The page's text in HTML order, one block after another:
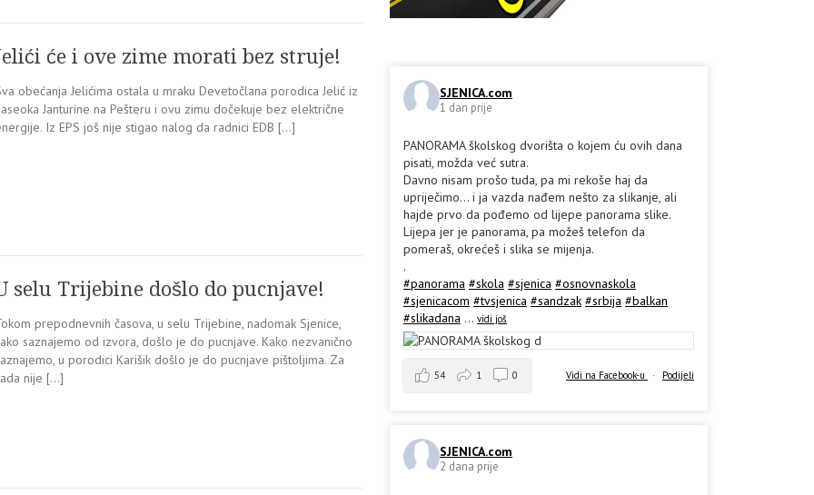
će i ove zime morati bez struje!
obećanja Jelićima ostala u mraku Devetočlana porodica Jelić iz
Janturine na Pešteru i ovu zimu dočekuje bez električne
Iz EPS još nije stigao nalog da radnici EDB […]
selu Trijebine došlo do pucnjave!
prepodnevnih časova, u selu Trijebine, nadomak Sjenice,
saznajemo od izvora, došlo je do pucnjave. Kako nezvanično
u porodici Karišik došlo je do pucnjave pištoljima. Za
nije […]
SJENICA.com
1 dan prije
PANORAMA školskog dvorišta o kojem ću ovih dana
pisati, možda već sutra.
Davno nisam prošo tuda, pa mi rekoše haj da
upriječimo... i ja vazda nađem nešto za slikanje, ali
hajde prvo da pođemo od lijepe panorama slike.
Lijepa jer je panorama, pa možeš telefon da
pomeraš, okrećeš i slika se mijenja.
.
#panorama #skola #sjenica #osnovnaskola
#sjenicacom #tvsjenica #sandzak #srbija #balkan
#slikadana ... vidi još
Vidi na Facebook-u · Podijeli
54 1 0
SJENICA.com
2 dana prije